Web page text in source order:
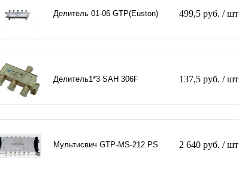
Делитель 01-06 GTP(Euston) 499,5 руб. / шт
Делитель1*3 SAH 306F 137,5 руб. / шт
Мультисвич GTP-MS-212 PS 2 640 руб. / шт